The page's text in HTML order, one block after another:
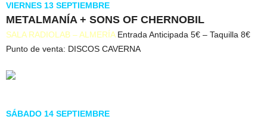
VIERNES 13 SEPTIEMBRE
METALMANÍA + SONS OF CHERNOBIL
SALA RADIOLAB – ALMERÍA Entrada Anticipada 5€ – Taquilla 8€
Punto de venta: DISCOS CAVERNA
SÁBADO 14 SEPTIEMBRE